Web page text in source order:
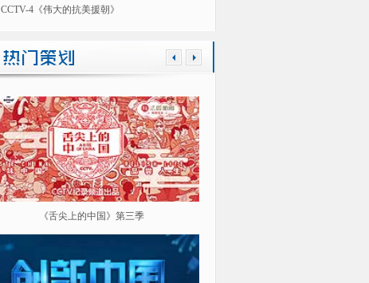
CCTV-4《伟大的抗美援朝》
《舌尖上的中国》第三季